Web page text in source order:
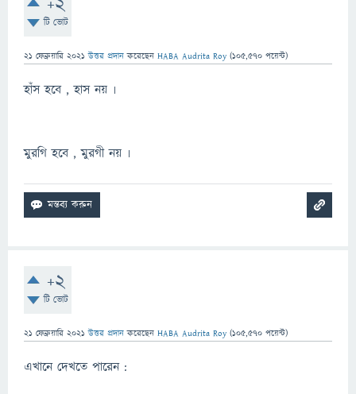
টি ভোট
21 ফেব্রুয়ারি 2021 উত্তর প্রদান করেছেন HABA Audrita Roy (105,570 পয়েন্ট)
হাঁস হবে , হাস নয় ৷
মুরগি হবে , মুরগী নয় ৷
+2
টি ভোট
21 ফেব্রুয়ারি 2021 উত্তর প্রদান করেছেন HABA Audrita Roy (105,570 পয়েন্ট)
এখানে দেখতে পারেন :